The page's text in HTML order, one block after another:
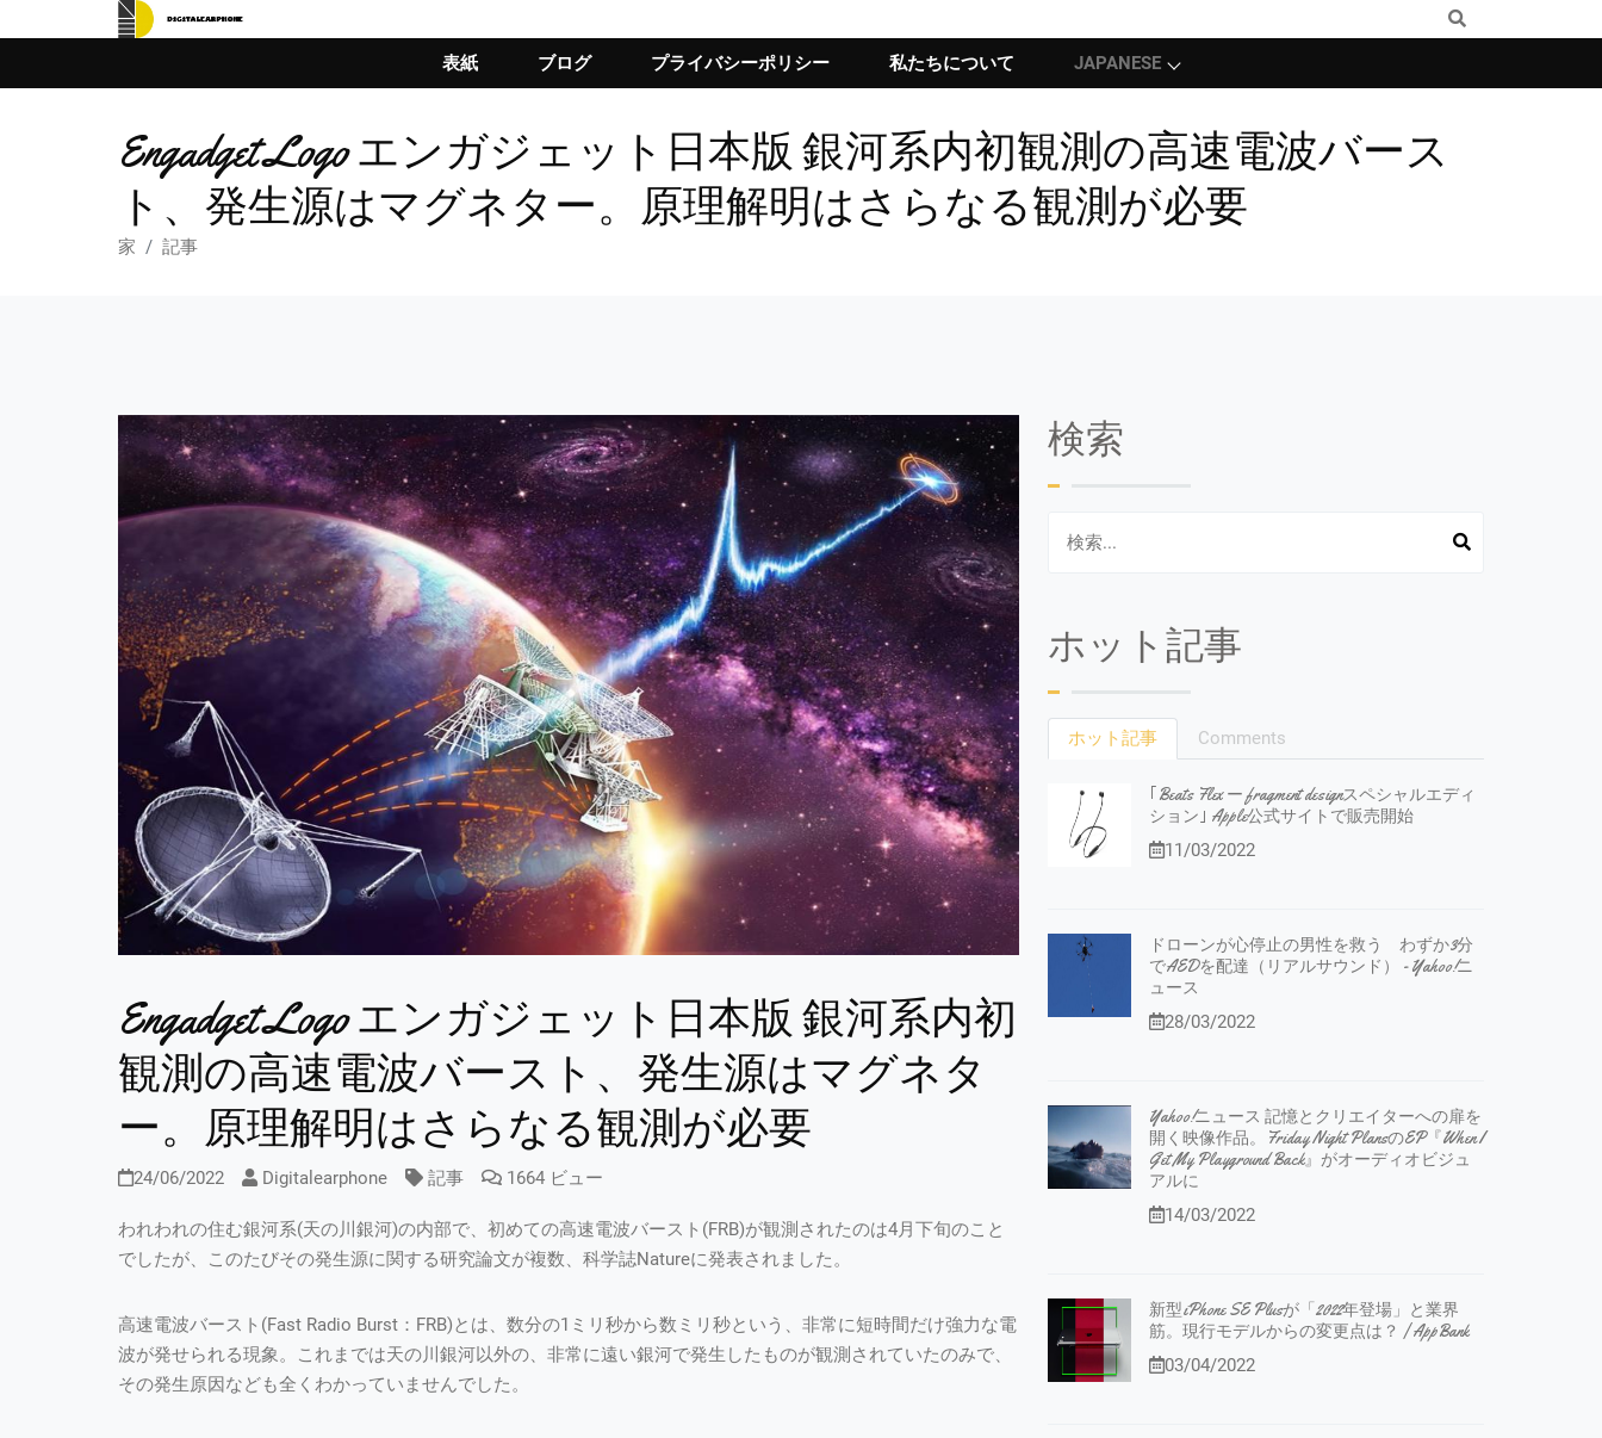
表紙 ブログ プライバシーポリシー 私たちについて JAPANESE
Engadget Logo エンガジェット日本版 銀河系内初観測の高速電波バース
ト、発生源はマグネター。原理解明はさらなる観測が必要
家 記事
Engadget Logo エンガジェット日本版 銀河系内初
観測の高速電波バースト、発生源はマグネタ
ー。原理解明はさらなる観測が必要
24/06/2022 Digitalearphone 記事 1664 ビュー
われわれの住む銀河系(天の川銀河)の内部で、初めての高速電波バースト(FRB)が観測されたのは4月下旬のこと
でしたが、このたびその発生源に関する研究論文が複数、科学誌Natureに発表されました。
高速電波バースト(Fast Radio Burst：FRB)とは、数分の1ミリ秒から数ミリ秒という、非常に短時間だけ強力な電
波が発せられる現象。これまでは天の川銀河以外の、非常に遠い銀河で発生したものが観測されていたのみで、
その発生原因なども全くわかっていませんでした。
検索
ホット記事
ホット記事 Comments
｢Beats Flex ー fragment designスペシャルエディ
ション｣ Apple公式サイトで販売開始
11/03/2022
ドローンが心停止の男性を救う わずか3分
でAEDを配達（リアルサウンド） - Yahoo!ニ
ュース
28/03/2022
Yahoo!ニュース 記憶とクリエイターへの扉を
開く映像作品。Friday Night PlansのEP『When I
Get My Playground Back』がオーディオビジュ
アルに
14/03/2022
新型iPhone SE Plusが「2022年登場」と業界
筋。現行モデルからの変更点は？ | AppBank
03/04/2022